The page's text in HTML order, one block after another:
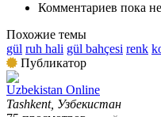
Комментариев пока
Похожие темы
gül ruh hali gül bahçesi renk
Публикатор
Uzbekistan Online
Tashkent, Узбекистан